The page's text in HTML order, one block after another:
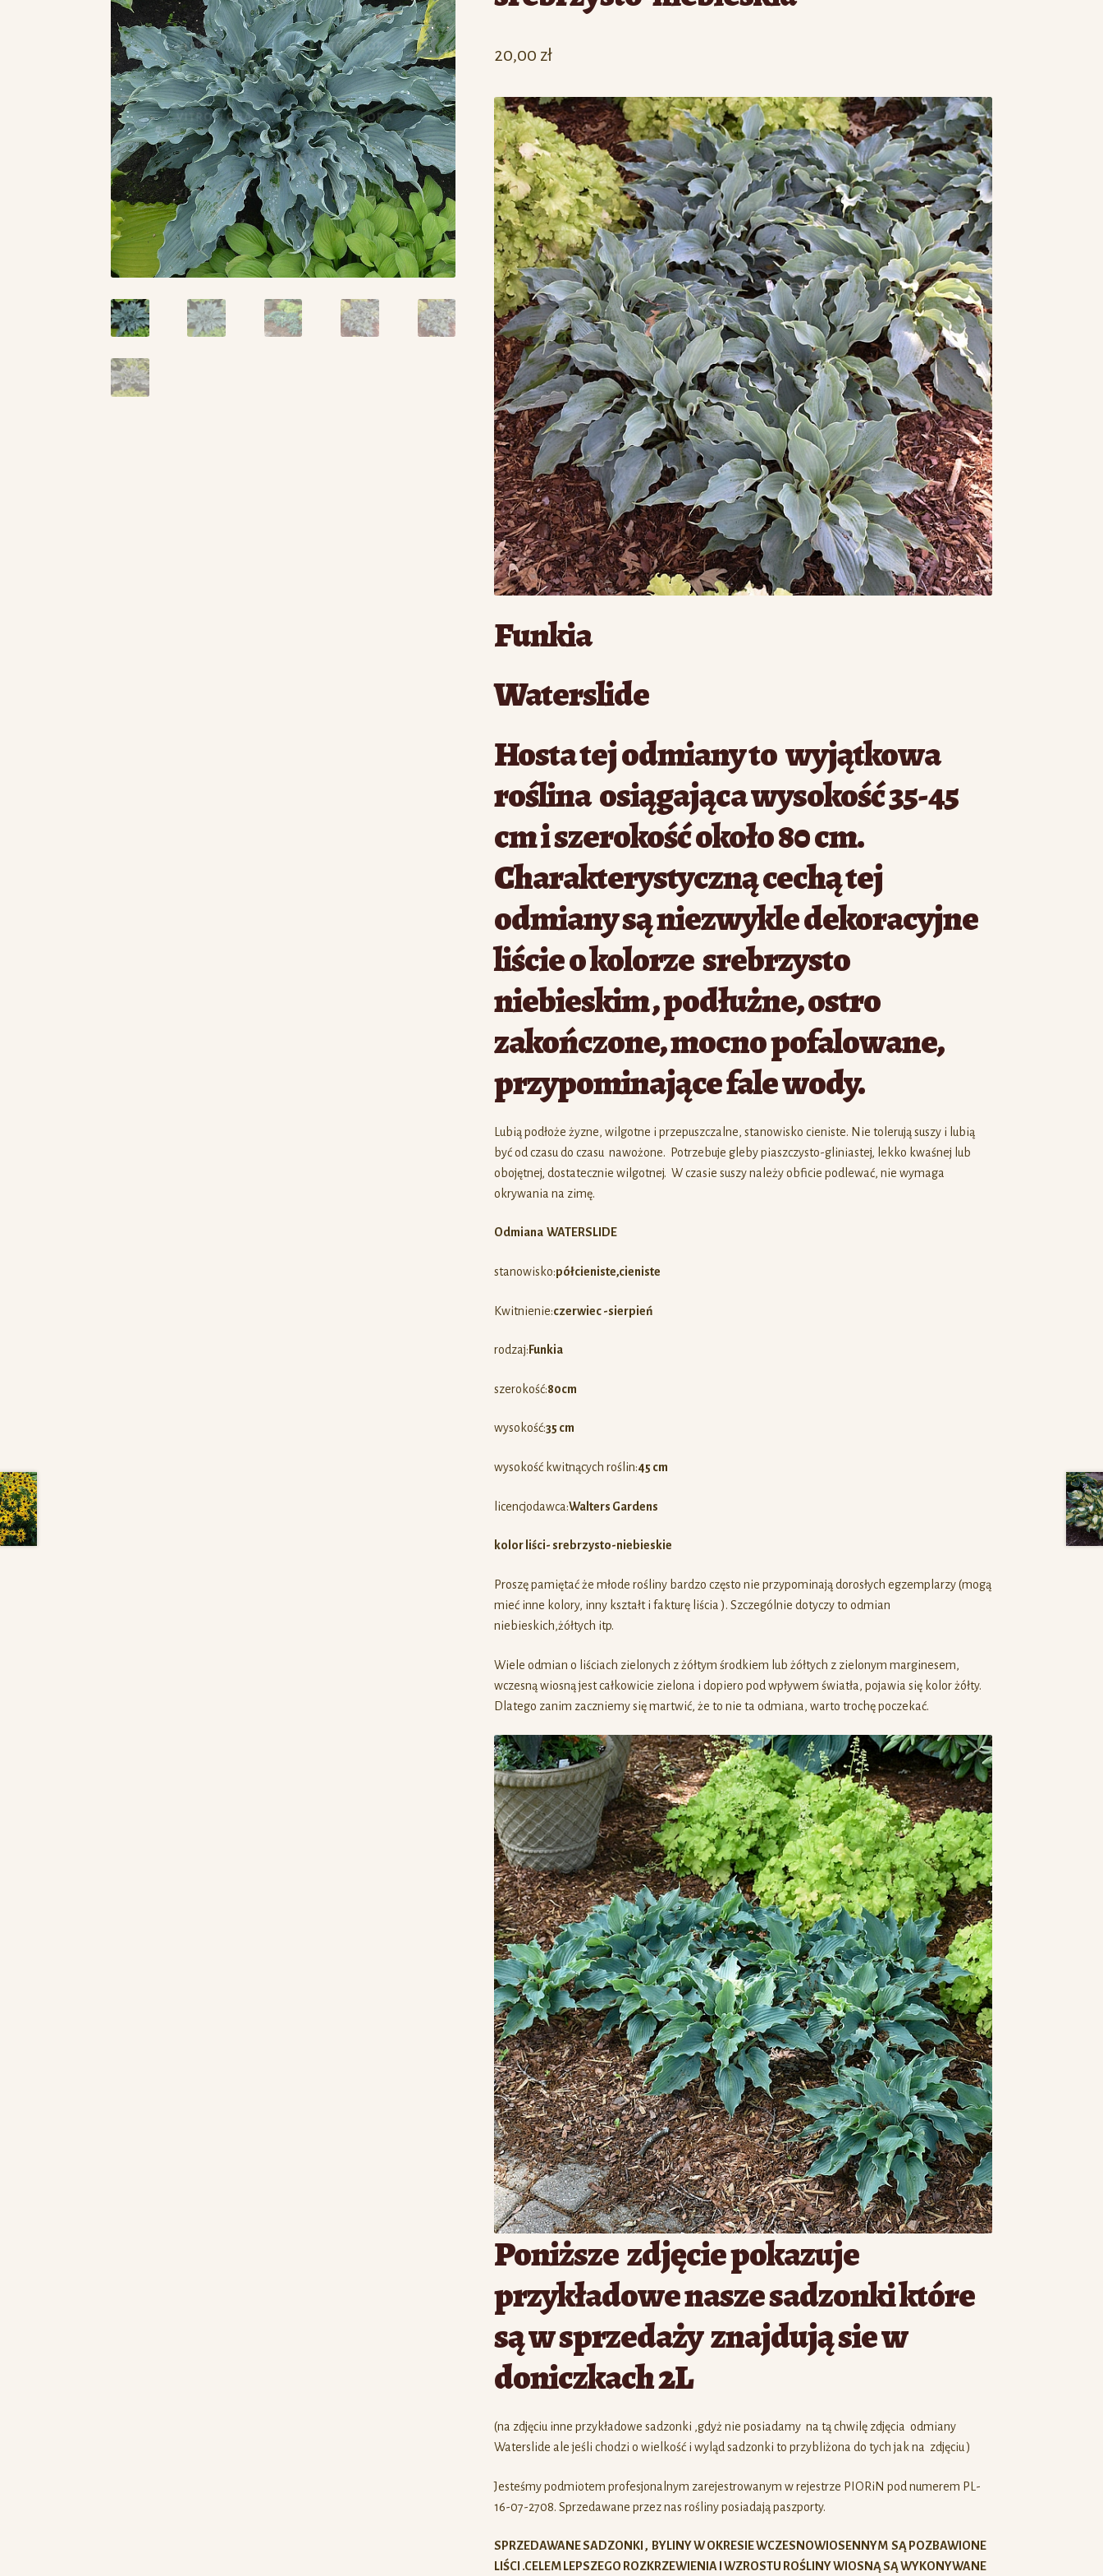
20,00 zł
Funkia
Waterslide
Hosta tej odmiany to wyjątkowa
roślina osiągająca wysokość 35-45
cm i szerokość około 80 cm.
Charakterystyczną cechą tej
odmiany są niezwykle dekoracyjne
liście o kolorze srebrzysto
niebieskim , podłużne, ostro
zakończone, mocno pofalowane,
przypominające fale wody.
Lubią podłoże żyzne, wilgotne i przepuszczalne, stanowisko cieniste. Nie tolerują suszy i lubią
być od czasu do czasu nawożone. Potrzebuje gleby piaszczysto-gliniastej, lekko kwaśnej lub
obojętnej, dostatecznie wilgotnej. W czasie suszy należy obficie podlewać, nie wymaga
okrywania na zimę.
Odmiana WATERSLIDE
stanowisko:półcieniste,cieniste
Kwitnienie:czerwiec -sierpień
rodzaj: Funkia
szerokość:80cm
wysokość:35 cm
wysokość kwitnących roślin:45 cm
licencjodawca:Walters Gardens
kolor liści- srebrzysto-niebieskie
Proszę pamiętać że młode rośliny bardzo często nie przypominają dorosłych egzemplarzy (mogą
mieć inne kolory, inny kształt i fakturę liścia ). Szczególnie dotyczy to odmian
niebieskich,żółtych itp.
Wiele odmian o liściach zielonych z żółtym środkiem lub żółtych z zielonym marginesem,
wczesną wiosną jest całkowicie zielona i dopiero pod wpływem światła, pojawia się kolor żółty.
Dlatego zanim zaczniemy się martwić, że to nie ta odmiana, warto trochę poczekać.
Poniższe zdjęcie pokazuje
przykładowe nasze sadzonki które
są w sprzedaży znajdują sie w
doniczkach 2L
(na zdjęciu inne przykładowe sadzonki ,gdyż nie posiadamy na tą chwilę zdjęcia odmiany
Waterslide ale jeśli chodzi o wielkość i wyląd sadzonki to przybliżona do tych jak na zdjęciu )
Jesteśmy podmiotem profesjonalnym zarejestrowanym w rejestrze PIORiN pod numerem PL-
16-07-2708. Sprzedawane przez nas rośliny posiadają paszporty.
SPRZEDAWANE SADZONKI , BYLINY W OKRESIE WCZESNOWIOSENNYM SĄ POZBAWIONE
LIŚCI .CELEM LEPSZEGO ROZKRZEWIENIA I WZROSTU ROŚLINY WIOSNĄ SĄ WYKONYWANE